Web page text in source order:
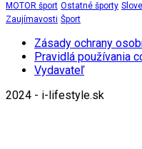
MOTOR šport Ostatné športy
Zaujímavosti Šport
Zásady ochrany
Pravidlá používania
Vydavateľ
2024 - i-lifestyle.sk